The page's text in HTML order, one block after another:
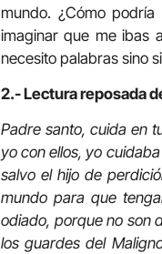
mundo. ¿Cómo
imaginar que me ibas
necesito palabras sino
2.- Lectura reposada
Padre santo, cuida en
yo con ellos, yo
salvo el hijo de
mundo para que
odiado, porque no son
los guardes del